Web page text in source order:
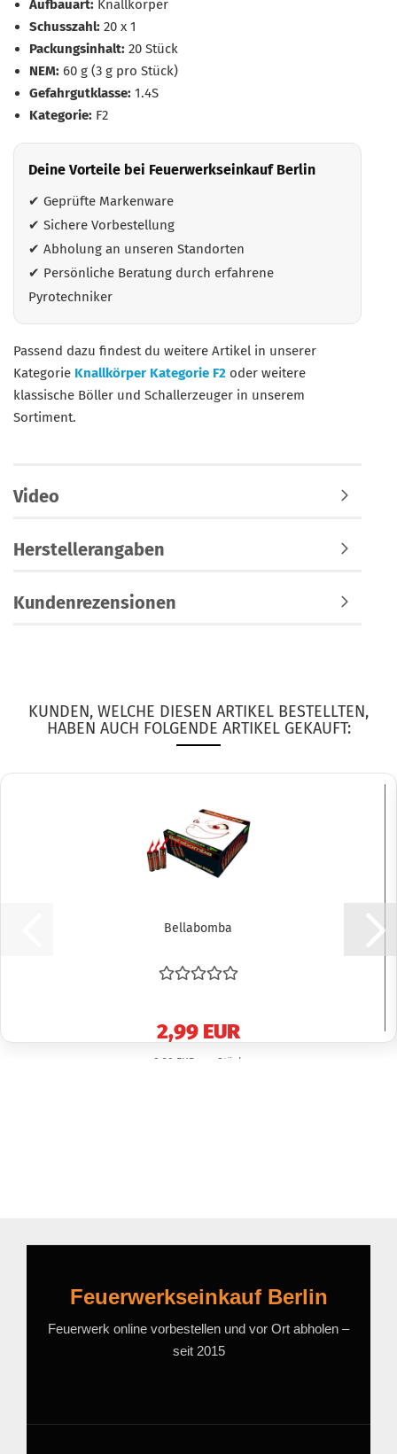
Aufbauart: Knallkörper
Schusszahl: 20 x 1
Packungsinhalt: 20 Stück
NEM: 60 g (3 g pro Stück)
Gefahrgutklasse: 1.4S
Kategorie: F2
Deine Vorteile bei Feuerwerkseinkauf Berlin
✔ Geprüfte Markenware
✔ Sichere Vorbestellung
✔ Abholung an unseren Standorten
✔ Persönliche Beratung durch erfahrene
Pyrotechniker
Passend dazu findest du weitere Artikel in unserer
Kategorie Knallkörper Kategorie F2 oder weitere
klassische Böller und Schallerzeuger in unserem
Sortiment.
Video
Herstellerangaben
Kundenrezensionen
KUNDEN, WELCHE DIESEN ARTIKEL BESTELLTEN,
HABEN AUCH FOLGENDE ARTIKEL GEKAUFT:
Bellabomba
2,99 EUR
0,30 EUR pro Stück
Feuerwerkseinkauf Berlin
Feuerwerk online vorbestellen und vor Ort abholen –
seit 2015